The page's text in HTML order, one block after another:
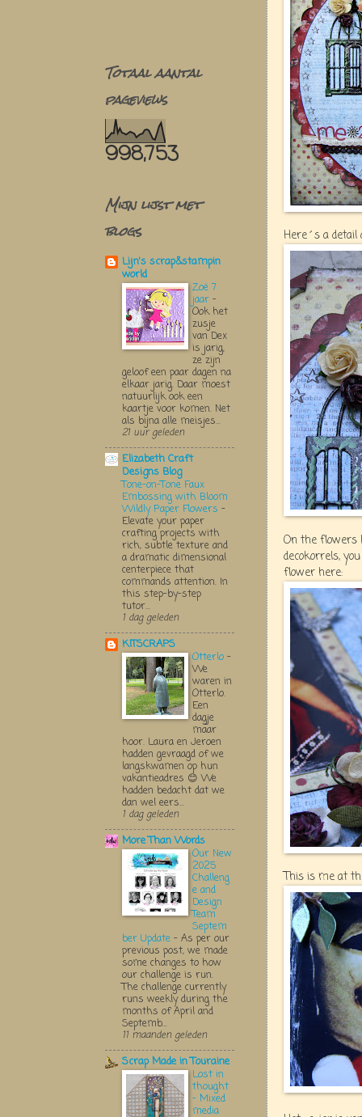
Here´s a detail
On the flowers
decokorrels,
flower here:
This is me at
Totaal aantal
pageviews
998,753
Mijn lijst met
blogs
Lijn's scrap&stampin
world
Zoë 7
jaar -
Ook het
zusje
van Dex
is jarig,
ze zijn
geloof een paar dagen na
elkaar jarig. Daar moest
natuurlijk ook een
kaartje voor komen. Net
als bijna alle meisjes...
21 uur geleden
Elizabeth Craft
Designs Blog
Tone-on-Tone Faux
Embossing with Bloom
Wildly Paper Flowers -
Elevate your paper
crafting projects with
rich, subtle texture and
a dramatic dimensional
centerpiece that
commands attention. In
this step-by-step
tutor...
1 dag geleden
KITSCRAPS
Otterlo -
We
waren in
Otterlo.
Een
dagje
maar
hoor. Laura en Jeroen
hadden gevraagd of we
langskwamen op hun
vakantieadres 😊 We
hadden bedacht dat we
dan wel eers...
1 dag geleden
More Than Words
Our New
2025
Challeng
e and
Design
Team
Septem
ber Update - As per our
previous post, we made
some changes to how
our challenge is run.
The challenge currently
runs weekly during the
months of April and
Septemb...
11 maanden geleden
Scrap Made in Touraine
Lost in
thought
- Mixed
media